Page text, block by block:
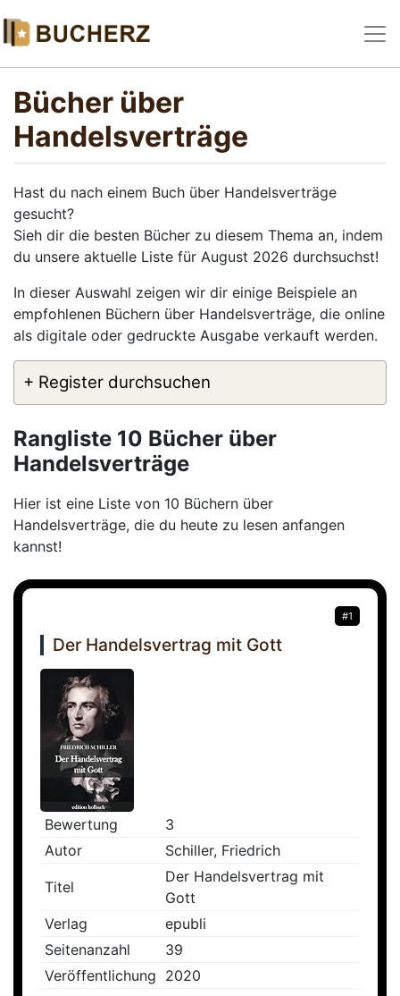
Bücher über
Handelsverträge
Hast du nach einem Buch über Handelsverträge
gesucht?
Sieh dir die besten Bücher zu diesem Thema an, indem
du unsere aktuelle Liste für August 2026 durchsuchst!
In dieser Auswahl zeigen wir dir einige Beispiele an
empfohlenen Büchern über Handelsverträge, die online
als digitale oder gedruckte Ausgabe verkauft werden.
+ Register durchsuchen
Rangliste 10 Bücher über
Handelsverträge
Hier ist eine Liste von 10 Büchern über
Handelsverträge, die du heute zu lesen anfangen
kannst!
#1
Der Handelsvertrag mit Gott
Bewertung
3
Autor
Schiller, Friedrich
Titel
Der Handelsvertrag mit
Gott
Verlag
epubli
Seitenanzahl
39
Veröffentlichung 2020